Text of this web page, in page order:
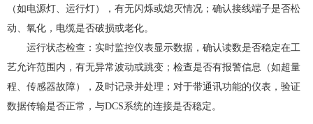
（如电源灯、运行灯），有无闪烁或熄灭情况；确认接线端子是否松
动、氧化，电缆是否破损或老化。
运行状态检查：实时监控仪表显示数据，确认读数是否稳定在工
艺允许范围内，有无异常波动或跳变；检查是否有报警信息（如超量
程、传感器故障），及时记录并处理；对于带通讯功能的仪表，验证
数据传输是否正常，与DCS系统的连接是否稳定。